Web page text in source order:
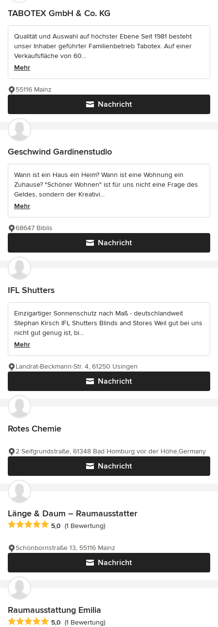
TABOTEX GmbH & Co. KG
Qualität und Auswahl auf höchster Ebene Seit 1981 besteht
unser Inhaber geführter Familienbetrieb Tabotex. Auf einer
Verkaufsfläche von 60...
Mehr
Nachricht
55116 Mainz
Geschwind Gardinenstudio
Wann ist ein Haus ein Heim? Wann ist eine Wohnung ein
Zuhause? "Schöner Wohnen" ist für uns nicht eine Frage des
Geldes, sondern der Kreativi...
Mehr
Nachricht
68647 Biblis
IFL Shutters
Einzigartiger Sonnenschutz nach Maß - deutschlandweit
Stephan Kirsch IFL Shutters Blinds and Stores Weil gut bei uns
nicht gut genug ist, bi...
Mehr
Nachricht
Landrat-Beckmann-Str. 4, 61250 Usingen
Rotes Chemie
Nachricht
2 Seifgrundstraße, 61348 Bad Homburg vor der Höhe,Germany
Länge & Daum – Raumausstatter
Durchschnittliche Bewertung: 5 von 5 Sternen
5,0 (1 Bewertung)
Nachricht
Schönbornstraße 13, 55116 Mainz
Raumausstattung Emilia
Durchschnittliche Bewertung: 5 von 5 Sternen
5,0 (1 Bewertung)